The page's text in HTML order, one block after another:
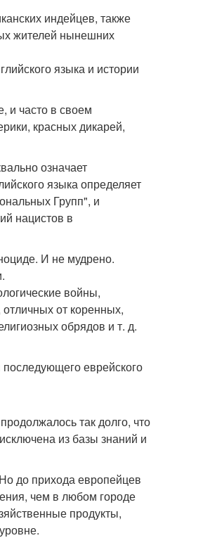
индейцев, также
жителей нынешних
языка и истории
и часто в своем
красных дикарей,
означает
языка определяет
Групп", и
нацистов в
И не мудрено.
войны,
от коренных,
обрядов и т. д.
еврейского
так долго, что
из базы знаний и
до прихода европейцев
чем в любом городе
продукты,